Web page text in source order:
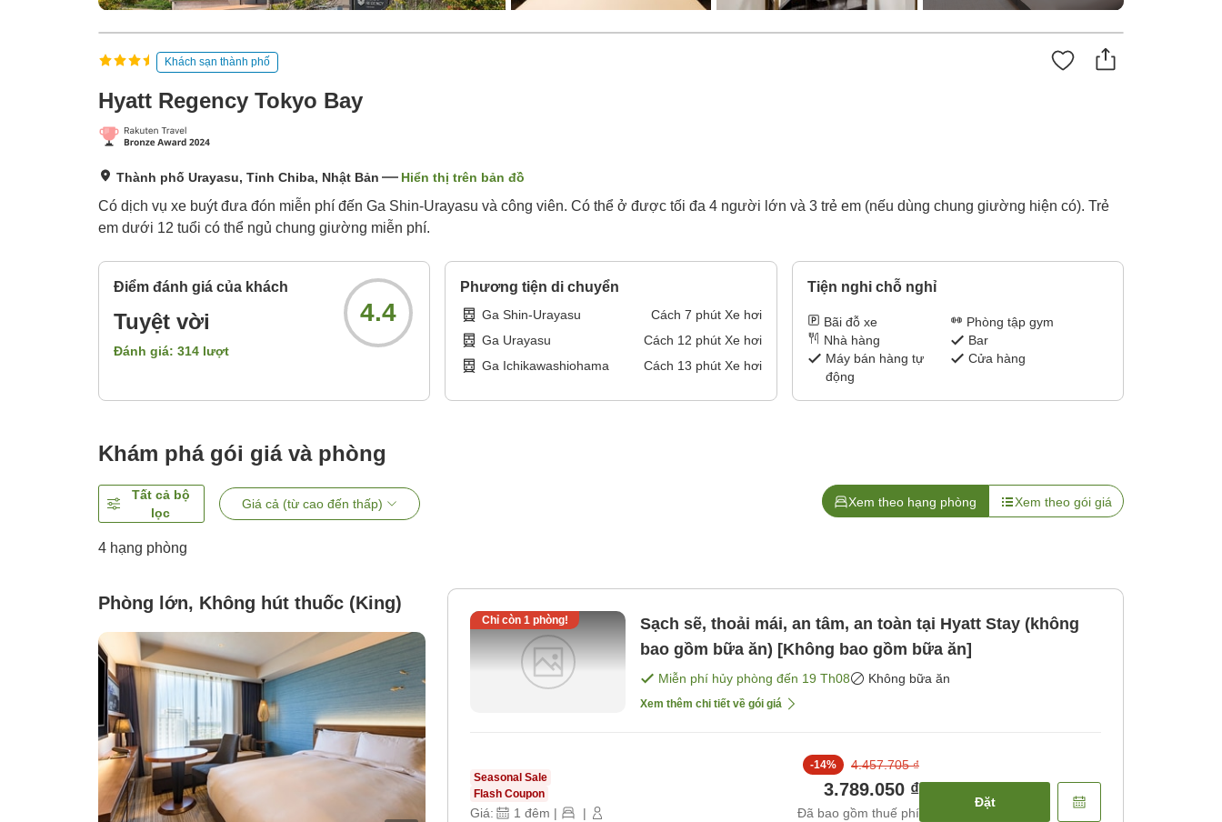
Khách sạn thành phố
Hyatt Regency Tokyo Bay
Thành phố Urayasu, Tỉnh Chiba, Nhật Bản Hiển thị trên bản đồ
Có dịch vụ xe buýt đưa đón miễn phí đến Ga Shin-Urayasu và công viên. Có thể ở được tối đa 4 người lớn và 3 trẻ em (nếu dùng chung giường hiện có). Trẻ
em dưới 12 tuổi có thể ngủ chung giường miễn phí.
Điểm đánh giá của khách
Tuyệt vời
Đánh giá: 314 lượt
4.4
Phương tiện di chuyển
Ga Shin-Urayasu Cách 7 phút Xe hơi
Ga Urayasu
Cách 12 phút Xe hơi
Ga Ichikawashiohama
Cách 13 phút Xe hơi
Tiện nghi chỗ nghỉ
Bãi đỗ xe
Phòng tập gym
Nhà hàng
Bar
Máy bán hàng tự
động
Cửa hàng
Khám phá gói giá và phòng
Tất cả bộ
lọc
Giá cả (từ cao đến thấp) Xem theo hạng phòng Xem theo gói giá
4 hạng phòng
Phòng lớn, Không hút thuốc (King)
Chỉ còn 1phòng!
Sạch sẽ, thoải mái, an tâm, an toàn tại Hyatt Stay (không
bao gồm bữa ăn) [Không bao gồm bữa ăn]
Miễn phí hủy phòng đến 19 Th08 Không bữa ăn
Xem thêm chi tiết về gói giá
Seasonal Sale
Flash Coupon
Giá: 1 đêm | |
-14% 4.457.705 ₫
3.789.050 ₫
Đã bao gồm thuế phí
Đặt